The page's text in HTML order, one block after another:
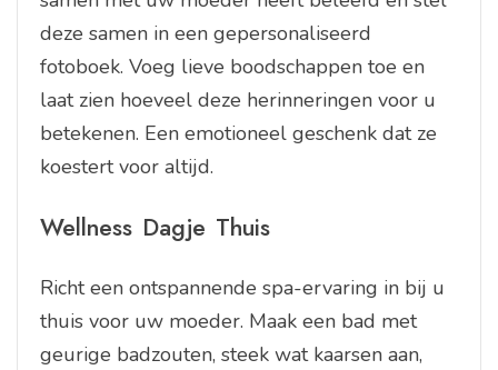
deze samen in een gepersonaliseerd
fotoboek. Voeg lieve boodschappen toe en
laat zien hoeveel deze herinneringen voor u
betekenen. Een emotioneel geschenk dat ze
koestert voor altijd.
Wellness Dagje Thuis
Richt een ontspannende spa-ervaring in bij u
thuis voor uw moeder. Maak een bad met
geurige badzouten, steek wat kaarsen aan,